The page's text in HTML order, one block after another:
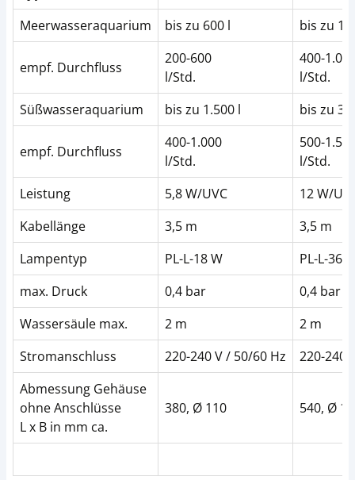
Meerwasseraquarium
bis zu 600 l bis zu
empf. Durchfluss
200-600
l/Std.
400-
l/Std.
Süßwasseraquarium
bis zu 1.500 l bis zu
empf. Durchfluss
400-1.000
l/Std.
500-
l/Std.
Leistung
5,8 W/UVC
12 W/
Kabellänge
3,5 m
3,5 m
Lampentyp
PL-L-18 W
PL-L-36
max. Druck
0,4 bar
0,4 bar
Wassersäule max.
2 m
2 m
Stromanschluss
220-240 V / 50/60 Hz
220-240
Abmessung Gehäuse
ohne Anschlüsse
L x B in mm ca.
380, Ø 110 540, Ø